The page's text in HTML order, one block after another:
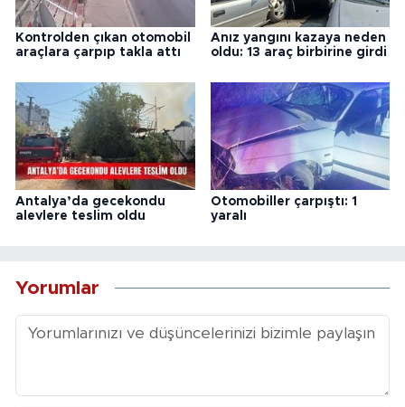
Kontrolden çıkan otomobil
araçlara çarpıp takla attı
Anız yangını kazaya neden
oldu: 13 araç birbirine girdi
Antalya’da gecekondu
alevlere teslim oldu
Otomobiller çarpıştı: 1
yaralı
Yorumlar